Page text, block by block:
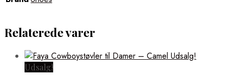
Relaterede varer
Udsalg!